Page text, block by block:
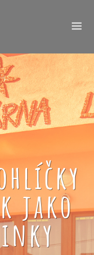
jako